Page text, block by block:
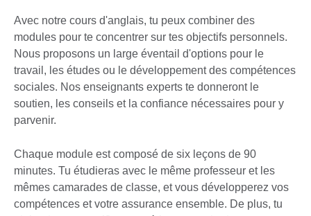
Avec notre cours d'anglais, tu peux combiner des
modules pour te concentrer sur tes objectifs personnels.
Nous proposons un large éventail d'options pour le
travail, les études ou le développement des compétences
sociales. Nos enseignants experts te donneront le
soutien, les conseils et la confiance nécessaires pour y
parvenir.
Chaque module est composé de six leçons de 90
minutes. Tu étudieras avec le même professeur et les
mêmes camarades de classe, et vous développerez vos
compétences et votre assurance ensemble. De plus, tu